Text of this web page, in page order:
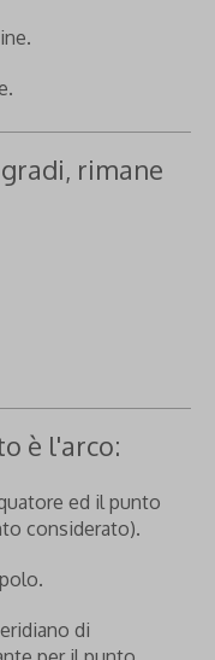
rimane
è l'arco:
ed il punto
considerato).
di